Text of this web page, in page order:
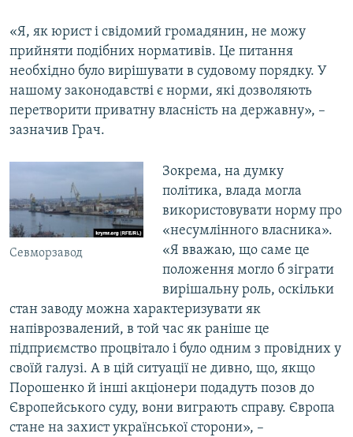
«Я, як юрист і свідомий громадянин, не можу
прийняти подібних нормативів. Це питання
необхідно було вирішувати в судовому порядку. У
нашому законодавстві є норми, які дозволяють
перетворити приватну власність на державну», –
зазначив Грач.
Севморзавод
Зокрема, на думку
політика, влада могла
використовувати норму про
«несумлінного власника».
«Я вважаю, що саме це
положення могло б зіграти
вирішальну роль, оскільки
стан заводу можна характеризувати як
напіврозвалений, в той час як раніше це
підприємство процвітало і було одним з провідних у
своїй галузі. А в цій ситуації не дивно, що, якщо
Порошенко й інші акціонери подадуть позов до
Європейського суду, вони виграють справу. Європа
стане на захист української сторони», –